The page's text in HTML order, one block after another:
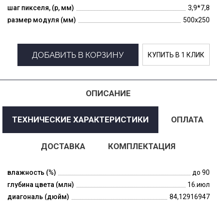
шаг пикселя, (p, мм)
3,9*7,8
размер модуля (мм)
500x250
ДОБАВИТЬ В КОРЗИНУ КУПИТЬ В 1 КЛИК
ОПИСАНИЕ
ТЕХНИЧЕСКИЕ ХАРАКТЕРИСТИКИ ОПЛАТА
ДОСТАВКА КОМПЛЕКТАЦИЯ
влажность (%)
до 90
глубина цвета (млн)
16.июл
диагональ (дюйм)
84,12916947